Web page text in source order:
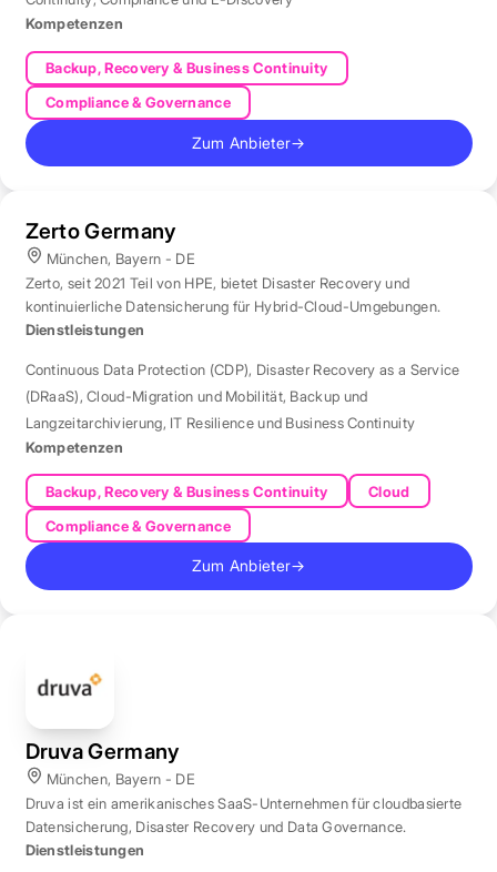
Kompetenzen
Backup, Recovery & Business Continuity
Compliance & Governance
Zum Anbieter→
Zerto Germany
München, Bayern - DE
Zerto, seit 2021 Teil von HPE, bietet Disaster Recovery und
kontinuierliche Datensicherung für Hybrid-Cloud-Umgebungen.
Dienstleistungen
Continuous Data Protection (CDP), Disaster Recovery as a Service
(DRaaS),Cloud-Migration und Mobilität, Backup und
Langzeitarchivierung, IT Resilience und Business Continuity
Kompetenzen
Backup, Recovery & Business Continuity
Cloud
Compliance & Governance
Zum Anbieter→
Druva Germany
München, Bayern - DE
Druva ist ein amerikanisches SaaS-Unternehmen für cloudbasierte
Datensicherung, Disaster Recovery und Data Governance.
Dienstleistungen